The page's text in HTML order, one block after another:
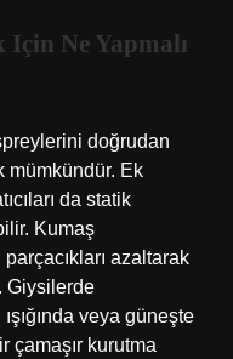
Ne Yapmalı
doğrudan
mümkündür. Ek
da statik
Kumaş
azaltarak
Giysilerde
veya güneşte
çamaşır kurutma